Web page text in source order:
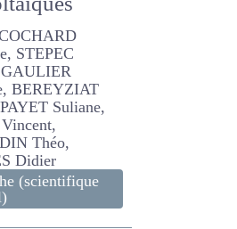
STEPEC Amélie,
Mathilde,
Nathan, PAYET
Vincent,
Théo, COMBES
(scientifique